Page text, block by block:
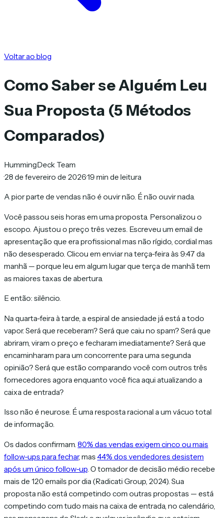
Voltar ao blog
Como Saber se Alguém Leu
Sua Proposta (5 Métodos
Comparados)
HummingDeck Team
·28 de fevereiro de 2026·19 min de leitura
A pior parte de vendas não é ouvir não. É não ouvir nada.
Você passou seis horas em uma proposta. Personalizou o
escopo. Ajustou o preço três vezes. Escreveu um email de
apresentação que era profissional mas não rígido, cordial mas
não desesperado. Clicou em enviar na terça-feira às 9:47 da
manhã — porque leu em algum lugar que terça de manhã tem
as maiores taxas de abertura.
E então: silêncio.
Na quarta-feira à tarde, a espiral de ansiedade já está a todo
vapor. Será que receberam? Será que caiu no spam? Será que
abriram, viram o preço e fecharam imediatamente? Será que
encaminharam para um concorrente para uma segunda
opinião? Será que estão comparando você com outros três
fornecedores agora enquanto você fica aqui atualizando a
caixa de entrada?
Isso não é neurose. É uma resposta racional a um vácuo total
de informação.
Os dados confirmam. 80% das vendas exigem cinco ou mais
follow-ups para fechar, mas 44% dos vendedores desistem
após um único follow-up . O tomador de decisão médio recebe
mais de 120 emails por dia (Radicati Group, 2024). Sua
proposta não está competindo com outras propostas — está
competindo com tudo mais na caixa de entrada, no calendário,